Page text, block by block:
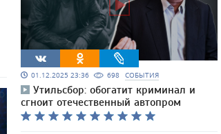
01.12.2025 23:36 698 СОБЫТИЯ
Утильсбор: обогатит криминал и
сгноит отечественный автопром